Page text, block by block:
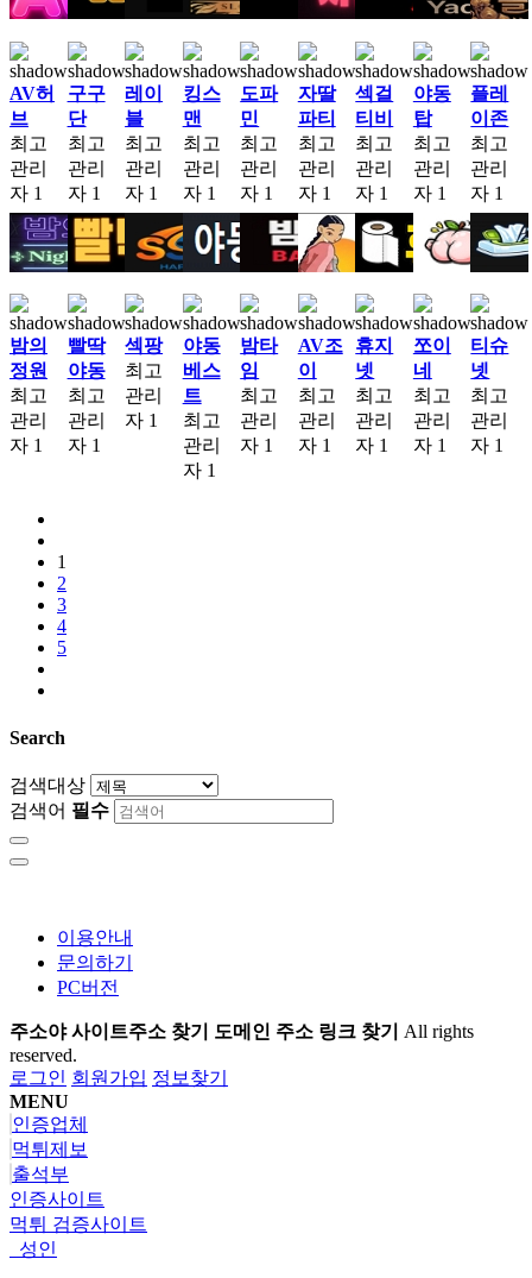
AV허
브
최고
관리
자 1
구구
단
최고
관리
자 1
레이
블
최고
관리
자 1
킹스
맨
최고
관리
자 1
도파
민
최고
관리
자 1
자딸
파티
최고
관리
자 1
섹걸
티비
최고
관리
자 1
야동
탑
최고
관리
자 1
플레
이존
최고
관리
자 1
밤의
정원
최고
관리
자 1
빨딱
야동
최고
관리
자 1
섹팡
최고
관리
자 1
야동
베스
트
최고
관리
자 1
밤타
임
최고
관리
자 1
AV조
이
최고
관리
자 1
휴지
넷
최고
관리
자 1
쪼이
네
최고
관리
자 1
티슈
넷
최고
관리
자 1
1
2
3
4
5
Search
검색대상
검색어 필수
이용안내
문의하기
PC버전
주소야 사이트주소 찾기 도메인 주소 링크 찾기 All rights
reserved.
로그인 회원가입 정보찾기
MENU
인증업체
먹튀제보
출석부
인증사이트
먹튀 검증사이트
성인